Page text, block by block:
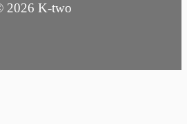
2026 K-two